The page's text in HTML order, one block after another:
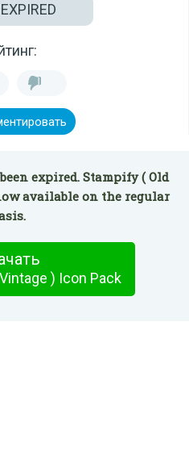
EXPIRED
expired. Stampify ( Old
available on the regular
) Icon Pack